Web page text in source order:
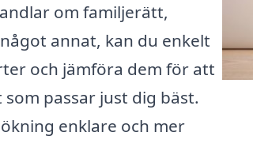
om familjerätt,
annat, kan du enkelt
och jämföra dem för att
passar just dig bäst.
enklare och mer